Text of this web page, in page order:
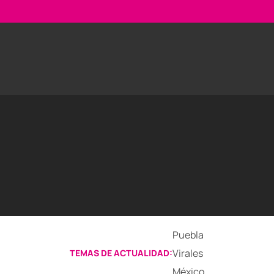
TEMAS DE ACTUALIDAD:
Puebla
Virales
México